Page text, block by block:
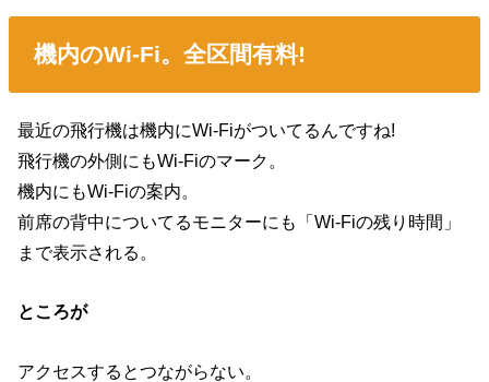
機内のWi-Fi。全区間有料!
最近の飛行機は機内にWi-Fiがついてるんですね!
飛行機の外側にもWi-Fiのマーク。
機内にもWi-Fiの案内。
前席の背中についてるモニターにも「Wi-Fiの残り時間」
まで表示される。
ところが
アクセスするとつながらない。